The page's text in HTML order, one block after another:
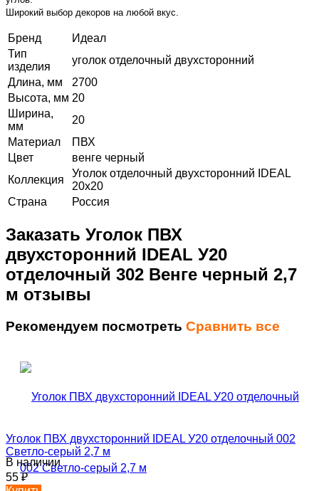
Широкий выбор декоров на любой вкус.
Бренд
Идеал
Тип
изделия
уголок отделочный двухсторонний
Длина, мм
2700
Высота, мм 20
Ширина,
мм
20
Материал
ПВХ
Цвет
венге черный
Коллекция
Уголок отделочный двухсторонний IDEAL
20х20
Страна
Россия
Заказать Уголок ПВХ
двухсторонний IDEAL У20
отделочный 302 Венге черный 2,7
м отзывы
Рекомендуем посмотреть Сравнить все
Уголок ПВХ двухсторонний IDEAL У20 отделочный 002
Светло-серый 2,7 м
В наличии
55₽